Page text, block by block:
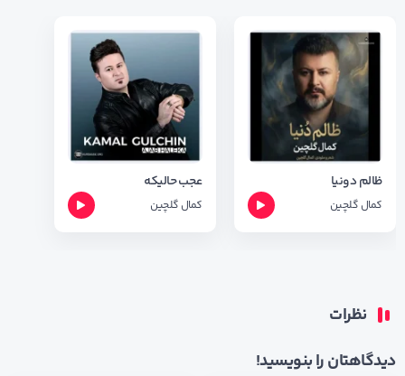
ظالم دونیا
کمال گلچین
عجب حالیکه
کمال گلچین
نظرات
دیدگاهتان را بنویسید!